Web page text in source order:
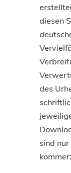
diesen
des
sind